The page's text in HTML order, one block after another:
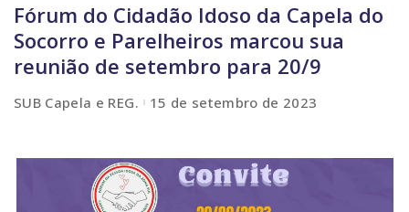
Fórum do Cidadão Idoso da Capela do
Socorro e Parelheiros marcou sua
reunião de setembro para 20/9
SUB Capela e REG. 15 de setembro de 2023